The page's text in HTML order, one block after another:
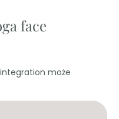
face
może